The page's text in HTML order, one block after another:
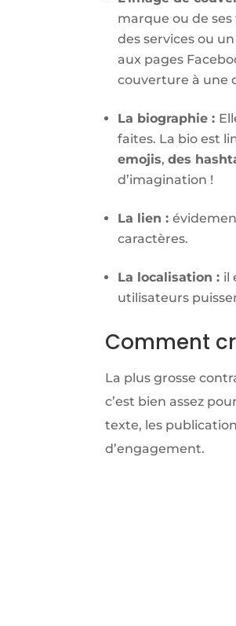
marque ou de ses
des services ou
aux pages
couverture à une
La biographie :
faites. La bio est
emojis,des
d’imagination !
La lien :
caractères.
La localisation : il
utilisateurs
Comment
La plus grosse
c’est bien assez
texte, les
d’engagement.